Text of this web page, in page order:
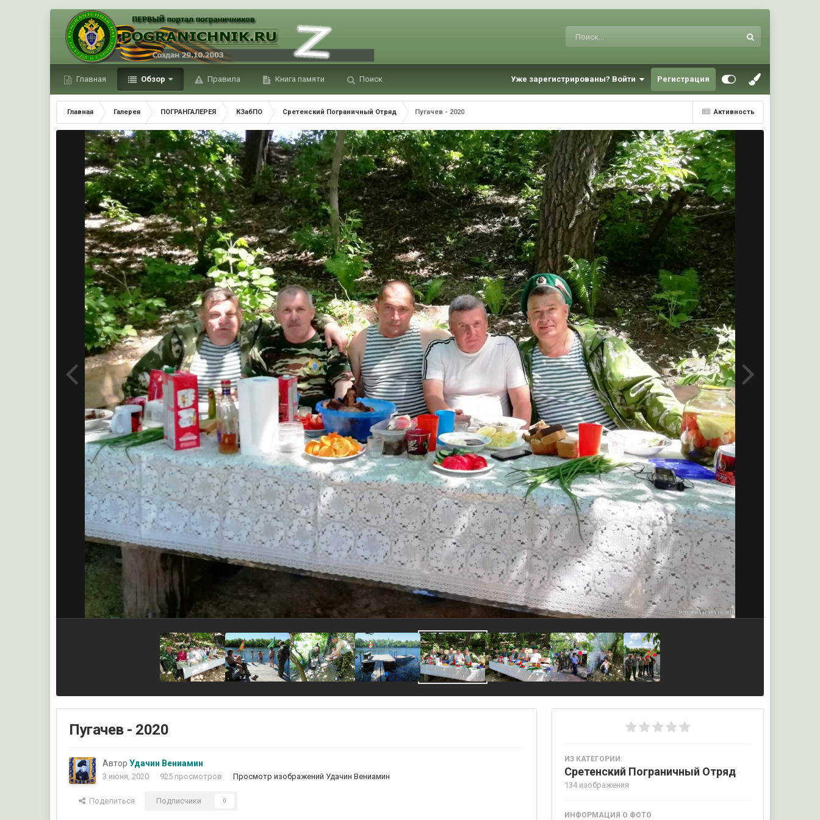
Главная Обзор Правила Книга памяти Поиск Уже зарегистрированы? Войти Регистрация
Активность
Главная Галерея ПОГРАНГАЛЕРЕЯ КЗабПО Сретенский Пограничный Отряд Пугачев - 2020
Пугачев - 2020
АвторУдачин Вениамин
3 июня, 2020 925 просмотров Просмотр изображений Удачин Вениамин
Поделиться Подписчики 0
ИЗ КАТЕГОРИИ:
Сретенский Пограничный Отряд ·
134 изображения
ИНФОРМАЦИЯ О ФОТО